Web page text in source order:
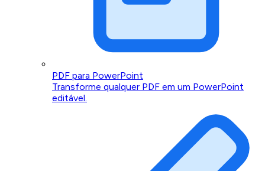
PDF para PowerPoint
Transforme qualquer PDF em um PowerPoint
editável.